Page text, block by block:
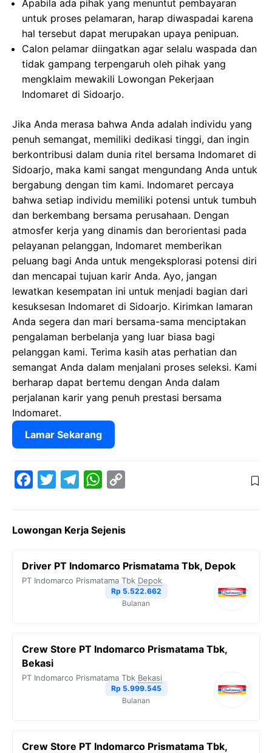
Apabila ada pihak yang menuntut pembayaran
untuk proses pelamaran, harap diwaspadai karena
hal tersebut dapat merupakan upaya penipuan.
Calon pelamar diingatkan agar selalu waspada dan
tidak gampang terpengaruh oleh pihak yang
mengklaim mewakili Lowongan Pekerjaan
Indomaret di Sidoarjo.
Jika Anda merasa bahwa Anda adalah individu yang
penuh semangat, memiliki dedikasi tinggi, dan ingin
berkontribusi dalam dunia ritel bersama Indomaret di
Sidoarjo, maka kami sangat mengundang Anda untuk
bergabung dengan tim kami. Indomaret percaya
bahwa setiap individu memiliki potensi untuk tumbuh
dan berkembang bersama perusahaan. Dengan
atmosfer kerja yang dinamis dan berorientasi pada
pelayanan pelanggan, Indomaret memberikan
peluang bagi Anda untuk mengeksplorasi potensi diri
dan mencapai tujuan karir Anda. Ayo, jangan
lewatkan kesempatan ini untuk menjadi bagian dari
kesuksesan Indomaret di Sidoarjo. Kirimkan lamaran
Anda segera dan mari bersama-sama menciptakan
pengalaman berbelanja yang luar biasa bagi
pelanggan kami. Terima kasih atas perhatian dan
semangat Anda dalam menjalani proses seleksi. Kami
berharap dapat bertemu dengan Anda dalam
perjalanan karir yang penuh prestasi bersama
Indomaret.
Lamar Sekarang
e
o
t
e
e
r
W
t
A
y
i
n
k
Lowongan Kerja Sejenis
Driver PT Indomarco Prismatama Tbk, Depok
PT Indomarco Prismatama Tbk Depok
Rp 5.522.662
Bulanan
Crew Store PT Indomarco Prismatama Tbk,
Bekasi
PT Indomarco Prismatama Tbk Bekasi
Rp 5.999.545
Bulanan
Crew Store PT Indomarco Prismatama Tbk,